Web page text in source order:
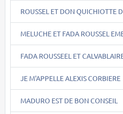
ROUSSEL ET DON QUICHIOTTE
MELUCHE ET FADA ROUSSEL
FADA ROUSSEEL ET
JE M'APPELLE ALEXIS CORBIERE
MADURO EST DE BON CONSEIL